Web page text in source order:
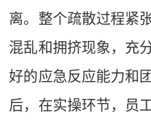
离。整个疏散过程紧
混乱和拥挤现象，充
好的应急反应能力和
后，在实操环节，员